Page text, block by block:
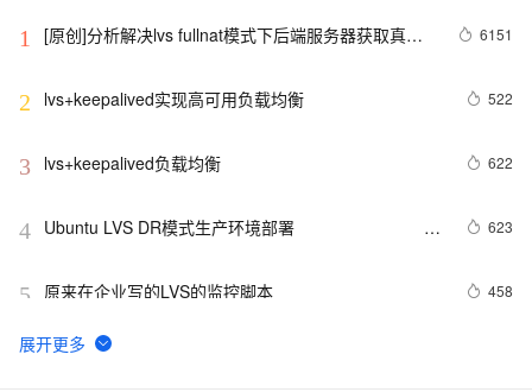
1
[原创]分析解决lvs fullnat模式下后端服务器获取真实
6151
2 lvs+keepalived实现高可用负载均衡 522
3 lvs+keepalived负载均衡 622
4 Ubuntu LVS DR模式生产环境部署
623
5 原来在企业写的LVS的监控脚本 458
6 使用 LVS 实现负载均衡原理及安装配置详解